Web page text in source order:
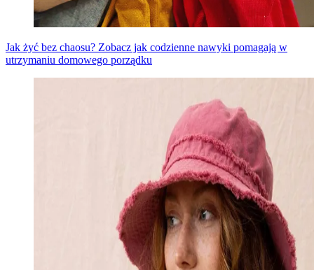
Jak żyć bez chaosu? Zobacz jak codzienne nawyki pomagają w
utrzymaniu domowego porządku